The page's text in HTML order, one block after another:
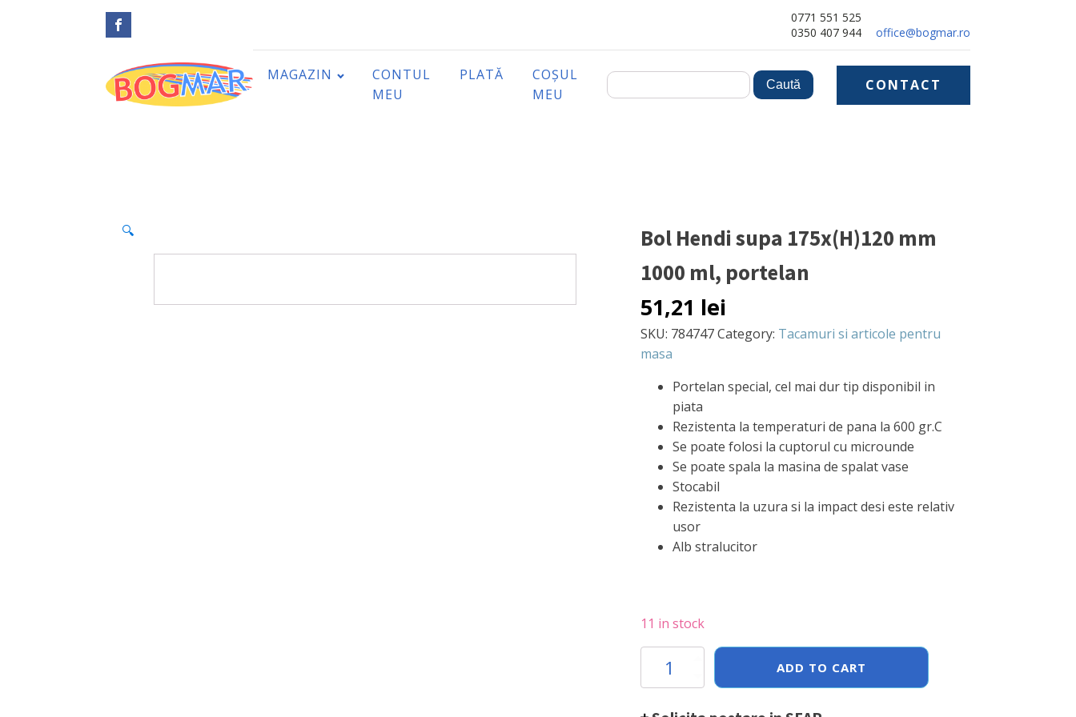
0771 551 525
0350 407 944
office@bogmar.ro
MAGAZIN
CONTUL
MEU
PLATĂ
COȘUL
MEU
CONTACT
🔍
Bol Hendi supa 175x(H)120 mm
1000 ml, portelan
51,21 lei
SKU: 784747Category: Tacamuri si articole pentru
masa
Portelan special, cel mai dur tip disponibil in
piata
Rezistenta la temperaturi de pana la 600 gr.C
Se poate folosi la cuptorul cu microunde
Se poate spala la masina de spalat vase
Stocabil
Rezistenta la uzura si la impact desi este relativ
usor
Alb stralucitor
11 in stock
supa
ADD TO CART